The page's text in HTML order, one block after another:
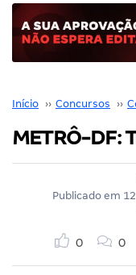
Início ›› Concursos ››
METRÔ-DF:
Publicado em
0 0